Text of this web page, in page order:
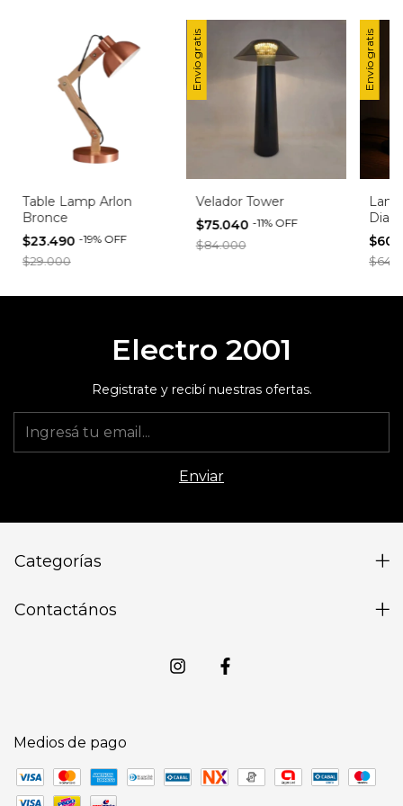
Table Lamp Arlon
Bronce
$23.490 -19% OFF
$29.000
Envío gratis
Velador Tower
$75.040 -11% OFF
$84.000
Envío gratis
Electro 2001
Registrate y recibí nuestras ofertas.
Categorías
Contactános
Medios de pago